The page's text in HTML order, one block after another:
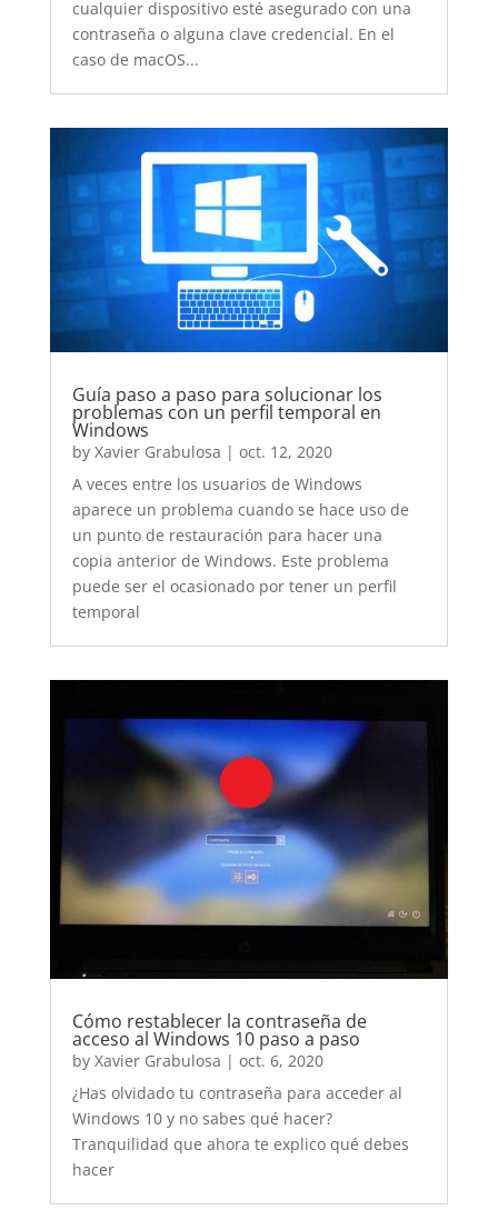
cualquier dispositivo esté asegurado con una
contraseña o alguna clave credencial. En el
caso de macOS...
Guía paso a paso para solucionar los
problemas con un perfil temporal en
Windows
by Xavier Grabulosa | oct. 12, 2020
A veces entre los usuarios de Windows
aparece un problema cuando se hace uso de
un punto de restauración para hacer una
copia anterior de Windows. Este problema
puede ser el ocasionado por tener un perfil
temporal
Cómo restablecer la contraseña de
acceso al Windows 10 paso a paso
by Xavier Grabulosa | oct. 6, 2020
¿Has olvidado tu contraseña para acceder al
Windows 10 y no sabes qué hacer?
Tranquilidad que ahora te explico qué debes
hacer